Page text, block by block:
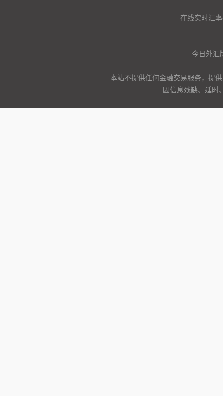
在线实时汇
今日外汇
本站不提供任何金融交易服务，提
因信息残缺、延时